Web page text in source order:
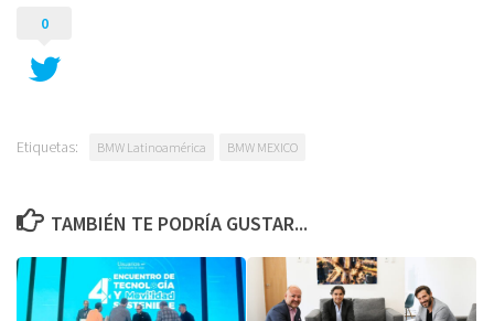
0
Etiquetas: BMW Latinoamérica BMW MEXICO
TAMBIÉN TE PODRÍA GUSTAR...